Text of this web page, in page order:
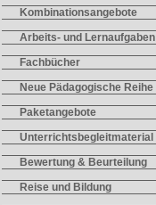
Kombinationsangebote
Arbeits- und Lernaufgaben
Fachbücher
Neue Pädagogische Reihe
Paketangebote
Unterrichtsbegleitmaterial
Bewertung & Beurteilung
Reise und Bildung